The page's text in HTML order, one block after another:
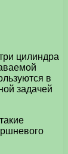
цилиндра
в
задачей